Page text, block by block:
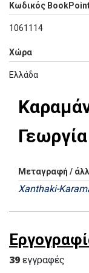
Κωδικός
1061114
Χώρα
Ελλάδα
Γεωργία
Μεταγραφή /
Xanthaki-
39 εγγραφές